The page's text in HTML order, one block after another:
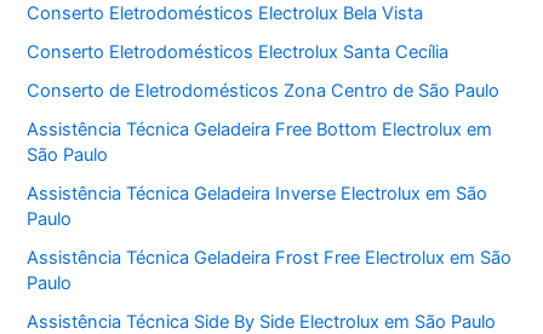
Conserto Eletrodomésticos Electrolux Bela Vista
Conserto Eletrodomésticos Electrolux Santa Cecília
Conserto de Eletrodomésticos Zona Centro de São Paulo
Assistência Técnica Geladeira Free Bottom Electrolux em
São Paulo
Assistência Técnica Geladeira Inverse Electrolux em São
Paulo
Assistência Técnica Geladeira Frost Free Electrolux em São
Paulo
Assistência Técnica Side By Side Electrolux em São Paulo